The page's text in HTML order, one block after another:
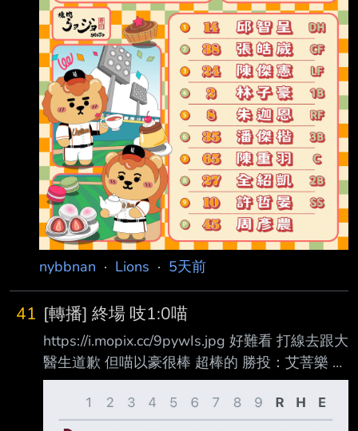
nybbnan · Lions · 5天前
41 [轉播] 終場 吱1:0喵
https://i.mopix.cc/9pywIs.jpg 好難看 打線去跟大
醫生道歉 但喵以豪很棒 超棒的 勝投：艾菩樂 敗
投：布雷克 E：許哲晏 布雷克 七局失一分
NP91 張皓崴 1-3,1BB 守備NP*2 潘傑楷 2-4 --